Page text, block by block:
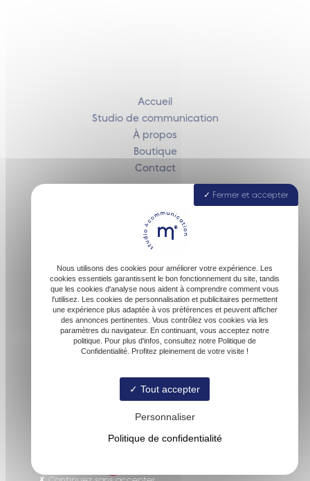
Accueil
Studio de communication
À propos
Boutique
Contact
contact@malofactory.fr
06 74 27 00 54
Fermer et accepter
Nous utilisons des cookies pour améliorer votre expérience. Les
cookies essentiels garantissent le bon fonctionnement du site, tandis
que les cookies d'analyse nous aident à comprendre comment vous
l'utilisez. Les cookies de personnalisation et publicitaires permettent
une expérience plus adaptée à vos préférences et peuvent afficher
des annonces pertinentes. Vous contrôlez vos cookies via les
paramètres du navigateur. En continuant, vous acceptez notre
politique. Pour plus d'infos, consultez notre Politique de
Confidentialité. Profitez pleinement de votre visite !
Tout accepter
Personnaliser
Politique de confidentialité